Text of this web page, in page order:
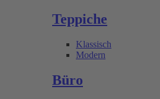
Teppiche
Klassisch
Modern
Büro